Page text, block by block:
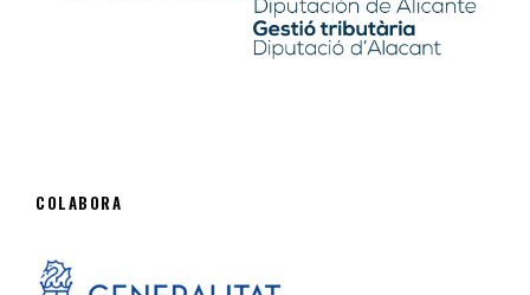
COLABORA